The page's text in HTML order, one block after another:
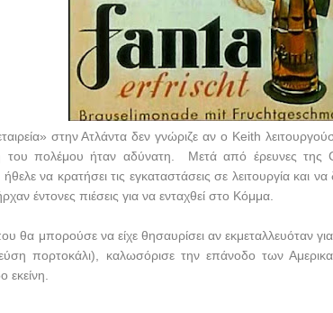
στην Ατλάντα δεν γνώριζε αν ο Keith
του πολέμου ήταν αδύνατη. Μετά από έρευνες της
να κρατήσει τις εγκαταστάσεις σε λειτουργία και
έντονες πιέσεις για να ενταχθεί στο Κόμμα.
θα μπορούσε να είχε θησαυρίσει αν εκμεταλλευόταν
πορτοκάλι), καλωσόρισε την επάνοδο των
εκείνη.